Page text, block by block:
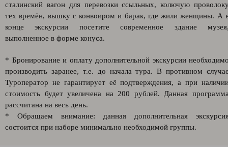
сталинский вагон для перевозки ссыльных, колючую
тех времён, вышку с конвоиром и барак, где жили женщины. А
конце экскурсии посетите современное здание
выполненное в форме конуса.
* Бронирование и оплату дополнительной экскурсии
производить заранее, т.е. до начала тура. В противном
Туроператор не гарантирует её подтверждения, а при
стоимость будет увеличена на 200 рублей. Данная
рассчитана на весь день.
* Обращаем внимание: данная дополнительная
состоится при наборе минимально необходимой группы.